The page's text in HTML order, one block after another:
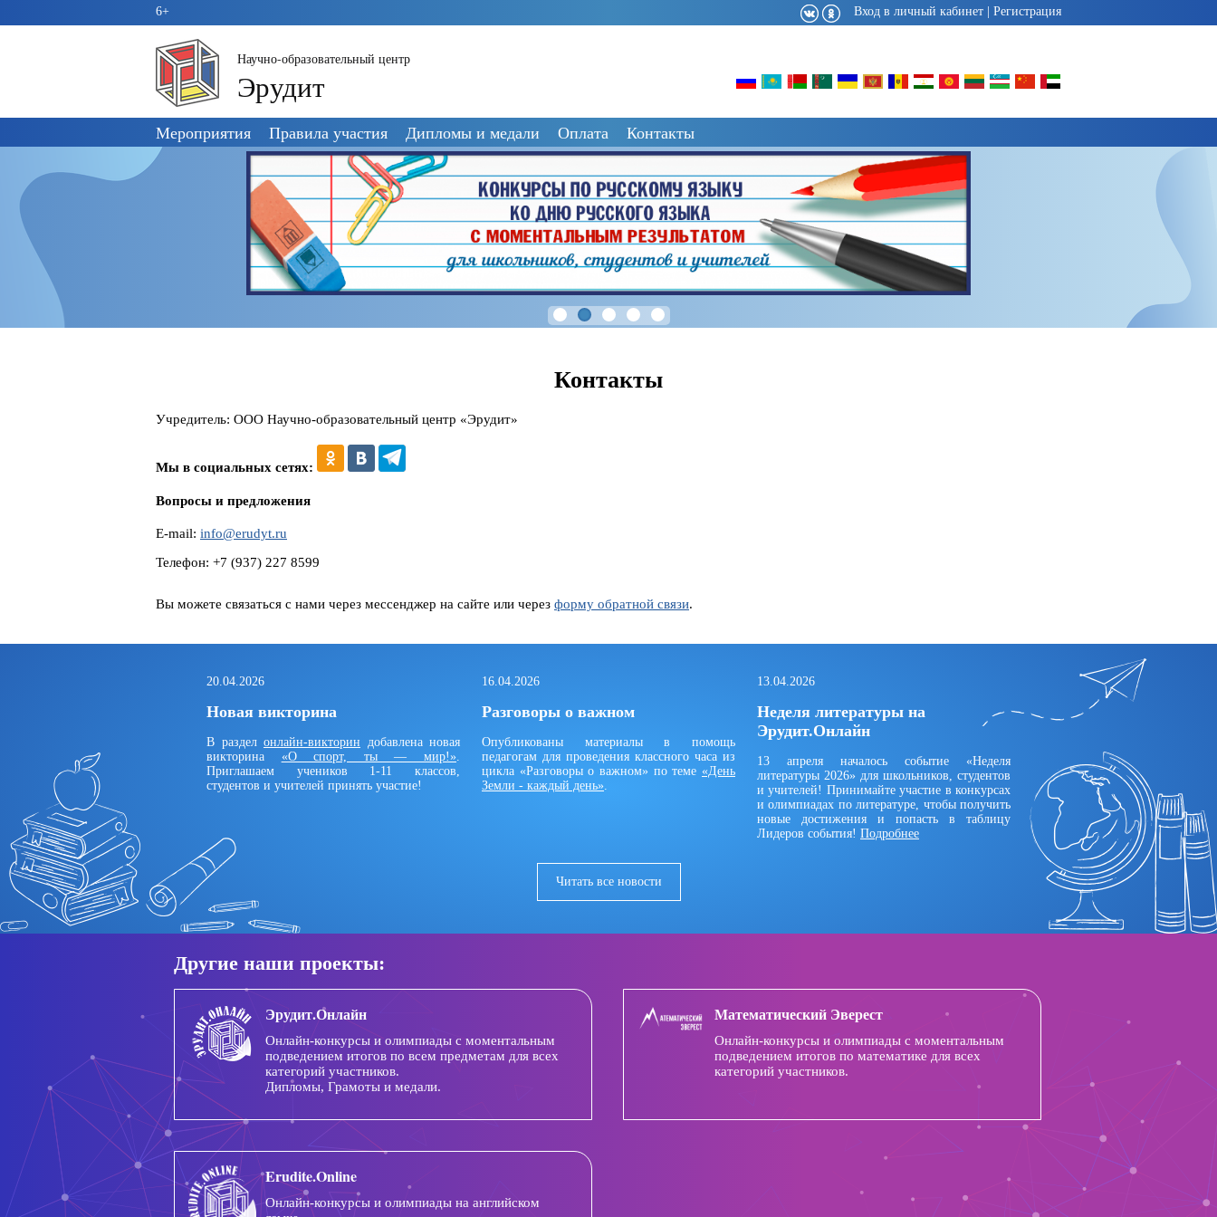
6+ Вход в личный кабинет Регистрация
Научно-образовательный центр
Эрудит
Пропустить
навигацию
Мероприятия Правила участия Дипломы и медали Оплата Контакты
Контакты
Учредитель: ООО Научно-образовательный центр «Эрудит»
Мы в социальных сетях:
Вопросы и предложения
E-mail: info@erudyt.ru
Телефон: +7 (937) 227 8599
Вы можете связаться с нами через мессенджер на сайте или через форму обратной связи.
20.04.2026
Новая викторина
В раздел онлайн-викторин добавлена новая
викторина «О спорт, ты — мир!»
Приглашаем учеников 1-11 классов,
студентов и учителей принять участие!
16.04.2026
Разговоры о важном
Опубликованы материалы в помощь
педагогам для проведения классного часа из
цикла «Разговоры о важном» по теме «День
Земли - каждый день»
13.04.2026
Неделя литературы на
Эрудит.Онлайн
13 апреля началось событие «Неделя
литературы 2026» для школьников, студентов
и учителей! Принимайте участие в конкурсах
и олимпиадах по литературе, чтобы получить
новые достижения и попасть в таблицу
Лидеров события! Подробнее
Читать все новости
Другие наши проекты:
Эрудит.Онлайн
Онлайн-конкурсы и олимпиады с моментальным
подведением итогов по всем предметам для всех
категорий участников.
Дипломы, Грамоты и медали.
Математический Эверест
Онлайн-конкурсы и олимпиады с моментальным
подведением итогов по математике для всех
категорий участников.
Erudite.Online
Онлайн-конкурсы и олимпиады на английском